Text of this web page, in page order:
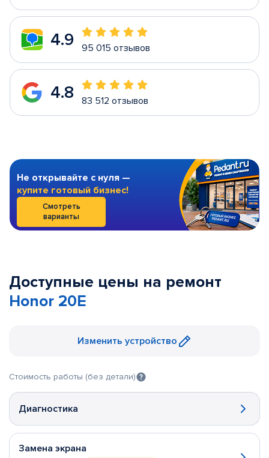
4.9 95 015 отзывов
4.8 83 512 отзывов
Не открывайте с нуля —
купите готовый бизнес!
Смотреть
варианты
Доступные цены на ремонт
Honor 20E
Изменить устройство
Стоимость работы (без детали)
Диагностика
Замена экрана